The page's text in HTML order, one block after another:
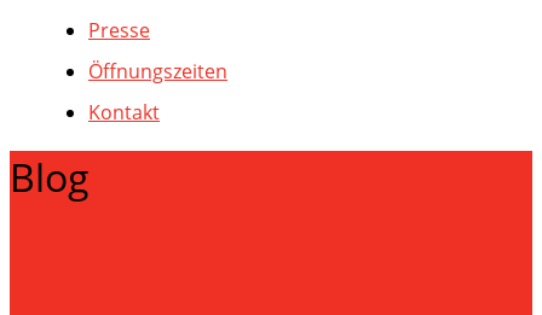
Presse
Öffnungszeiten
Kontakt
Blog